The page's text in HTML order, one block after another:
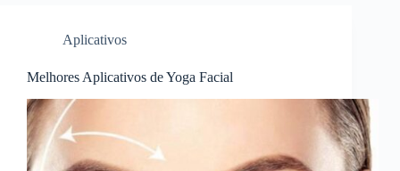
Aplicativos
Melhores Aplicativos de Yoga Facial